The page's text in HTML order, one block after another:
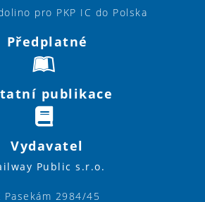
pro PKP IC do Polska
Předplatné
publikace
Vydavatel
Public s.r.o.
Pasekám 2984/45